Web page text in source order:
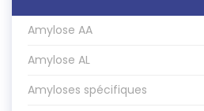
Amylose AA
Amylose AL
Amyloses spécifiques